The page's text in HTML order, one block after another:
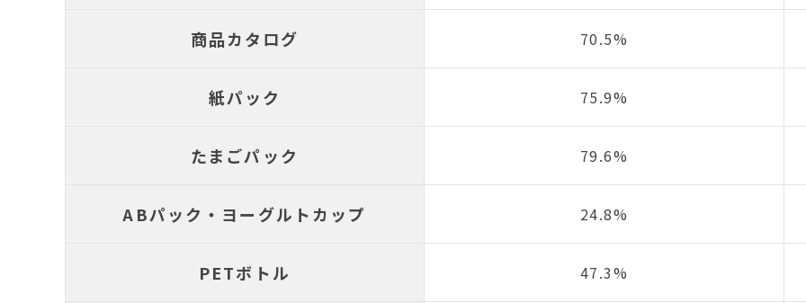
商品カタログ 70.5%
紙パック 75.9%
たまごパック 79.6%
ABパック・ヨーグルトカップ 24.8%
PETボトル 47.3%